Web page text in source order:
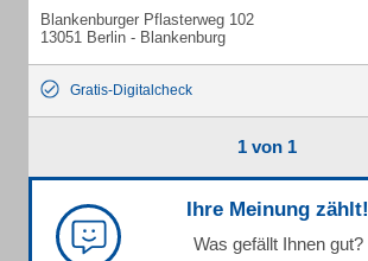
Blankenburger Pflasterweg 102
13051 Berlin - Blankenburg
Gratis-Digitalcheck
1 von 1
Ihre Meinung zählt!
Was gefällt Ihnen gut?